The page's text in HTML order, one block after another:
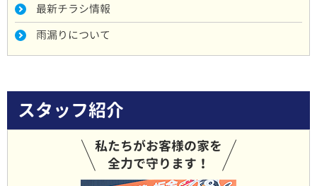
最新チラシ情報
雨漏りについて
スタッフ紹介
私たちがお客様の家を
全力で守ります！